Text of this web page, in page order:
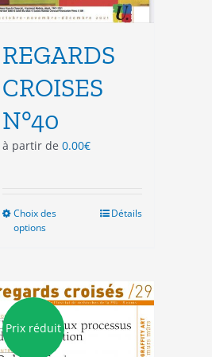
REGARDS
CROISES
N°40
à partir de 0.00€
Choix des
options
variations.
Les
options
peuvent
Détails
Prix réduit